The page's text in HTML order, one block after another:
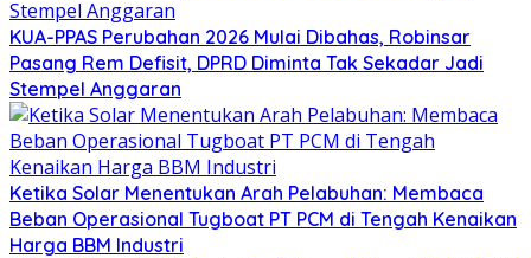
KUA-PPAS Perubahan 2026 Mulai Dibahas, Robinsar
Pasang Rem Defisit, DPRD Diminta Tak Sekadar Jadi
Stempel Anggaran
Ketika Solar Menentukan Arah Pelabuhan: Membaca
Beban Operasional Tugboat PT PCM di Tengah Kenaikan
Harga BBM Industri